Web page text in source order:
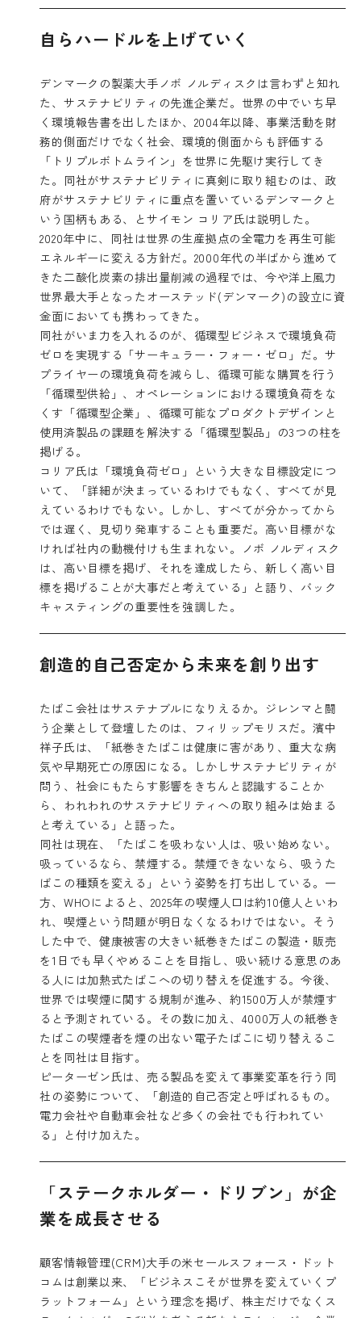
自らハードルを上げていく
デンマークの製薬大手ノボ ノルディスクは言わずと知れ
た、サステナビリティの先進企業だ。世界の中でいち早
く環境報告書を出したほか、2004年以降、事業活動を財
務的側面だけでなく社会、環境的側面からも評価する
「トリプルボトムライン」を世界に先駆け実行してき
た。同社がサステナビリティに真剣に取り組むのは、政
府がサステナビリティに重点を置いているデンマークと
いう国柄もある、とサイモン コリア氏は説明した。
2020年中に、同社は世界の生産拠点の全電力を再生可能
エネルギーに変える方針だ。2000年代の半ばから進めて
きた二酸化炭素の排出量削減の過程では、今や洋上風力
世界最大手となったオーステッド(デンマーク)の設立に資
金面においても携わってきた。
同社がいま力を入れるのが、循環型ビジネスで環境負荷
ゼロを実現する「サーキュラー・フォー・ゼロ」だ。サ
プライヤーの環境負荷を減らし、循環可能な購買を行う
「循環型供給」、オペレーションにおける環境負荷をな
くす「循環型企業」、循環可能なプロダクトデザインと
使用済製品の課題を解決する「循環型製品」の3つの柱を
掲げる。
コリア氏は「環境負荷ゼロ」という大きな目標設定につ
いて、「詳細が決まっているわけでもなく、すべてが見
えているわけでもない。しかし、すべてが分かってから
では遅く、見切り発車することも重要だ。高い目標がな
ければ社内の動機付けも生まれない。ノボ ノルディスク
は、高い目標を掲げ、それを達成したら、新しく高い目
標を掲げることが大事だと考えている」と語り、バック
キャスティングの重要性を強調した。
創造的自己否定から未来を創り出す
たばこ会社はサステナブルになりえるか。ジレンマと闘
う企業として登壇したのは、フィリップモリスだ。濱中
祥子氏は、「紙巻きたばこは健康に害があり、重大な病
気や早期死亡の原因になる。しかしサステナビリティが
問う、社会にもたらす影響をきちんと認識することか
ら、われわれのサステナビリティへの取り組みは始まる
と考えている」と語った。
同社は現在、「たばこを吸わない人は、吸い始めない。
吸っているなら、禁煙する。禁煙できないなら、吸うた
ばこの種類を変える」という姿勢を打ち出している。一
方、WHOによると、2025年の喫煙人口は約10億人といわ
れ、喫煙という問題が明日なくなるわけではない。そう
した中で、健康被害の大きい紙巻きたばこの製造・販売
を1日でも早くやめることを目指し、吸い続ける意思のあ
る人には加熱式たばこへの切り替えを促進する。今後、
世界では喫煙に関する規制が進み、約1500万人が禁煙す
ると予測されている。その数に加え、4000万人の紙巻き
たばこの喫煙者を煙の出ない電子たばこに切り替えるこ
とを同社は目指す。
ピーターゼン氏は、売る製品を変えて事業変革を行う同
社の姿勢について、「創造的自己否定と呼ばれるもの。
電力会社や自動車会社など多くの会社でも行われてい
る」と付け加えた。
「ステークホルダー・ドリブン」が企
業を成長させる
顧客情報管理(CRM)大手の米セールスフォース・ドット
コムは創業以来、「ビジネスこそが世界を変えていくプ
ラットフォーム」という理念を掲げ、株主だけでなくス